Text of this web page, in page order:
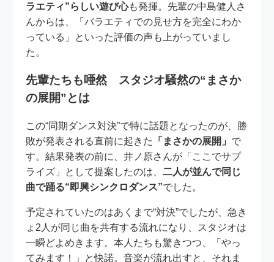
ラエティ”らしい遊び心も発揮。先輩の中島健人さ
んからは、「バラエティでの見せ方を完全にわか
っている」といった評価の声も上がっていまし
た。
先輩たちも唖然 スタジオ騒然の“まさか
の展開”とは
この“同期ダンス対決”で特に話題となったのが、勝
敗が発表される直前に起きた
「まさかの展開」 で
す。結果発表の前に、井ノ原さんが「ここでサプ
ライズ」として提案したのは、二人が並んで同じ
曲で踊る“即興シンクロダンス”でした。
予定されていたのはあくまで“対決”でしたが、急き
ょ2人が同じ曲を共有する流れになり、スタジオは
一瞬どよめきます。本人たちも驚きつつ、「やっ
てみます！」と快諾。音楽が流れ出すと、それま